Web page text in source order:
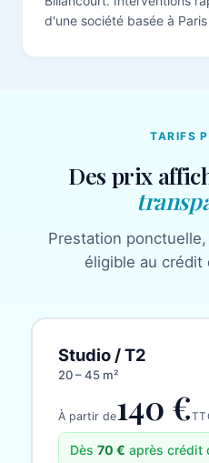
d'une société basée à
TARIFS
Des prix
Prestation
éligible au crédit
Studio / T2
20 – 45 m²
À partir de140 €
Dès 70 € après crédit